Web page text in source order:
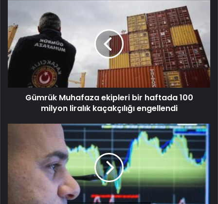
Gümrük Muhafaza ekipleri bir haftada 100
milyon liralık kaçakçılığı engellendi